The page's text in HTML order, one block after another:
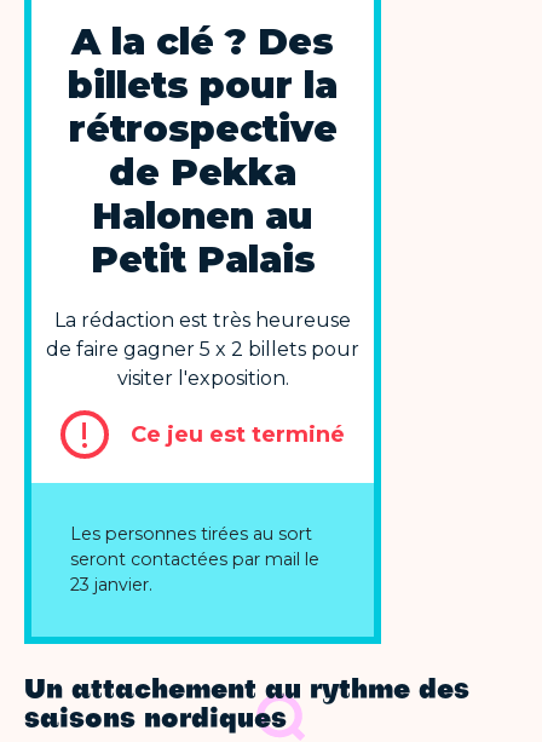
Un attachement au rythme des
saisons nordiques